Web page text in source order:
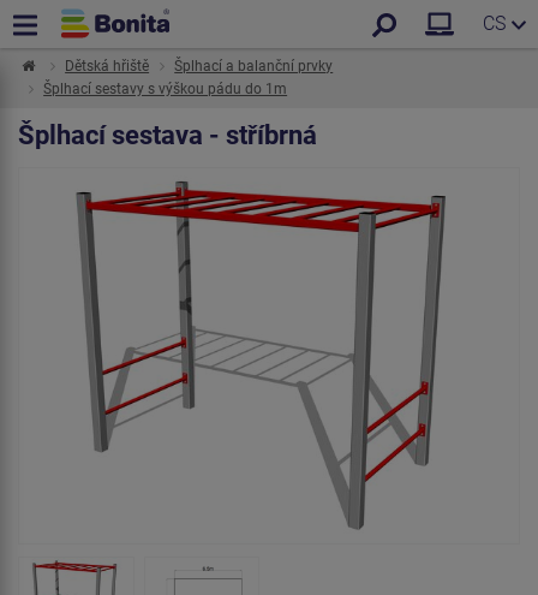
CS
Dětská hřiště
Šplhací a balanční prvky
Šplhací sestavy s výškou pádu do 1m
Šplhací sestava - stříbrná